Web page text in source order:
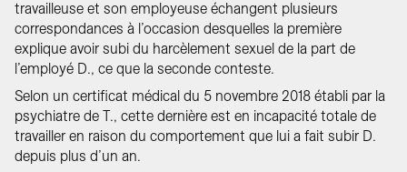
travailleuse et son employeuse échangent plusieurs
correspondances à l’occasion desquelles la première
explique avoir subi du harcèlement sexuel de la part de
l’employé D., ce que la seconde conteste.
Selon un certificat médical du 5 novembre 2018 établi par la
psychiatre de T., cette dernière est en incapacité totale de
travailler en raison du comportement que lui a fait subir D.
depuis plus d’un an.